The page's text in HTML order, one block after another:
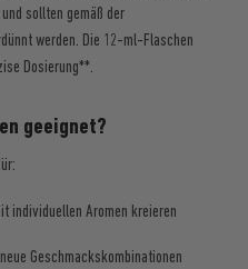
sollten gemäß der
werden. Die 12-ml-Flaschen
Dosierung**.
geeignet?
individuellen Aromen kreieren
neue Geschmackskombinationen